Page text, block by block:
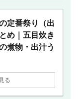
定番祭り（出
め｜五目炊き
煮物・出汁う
る